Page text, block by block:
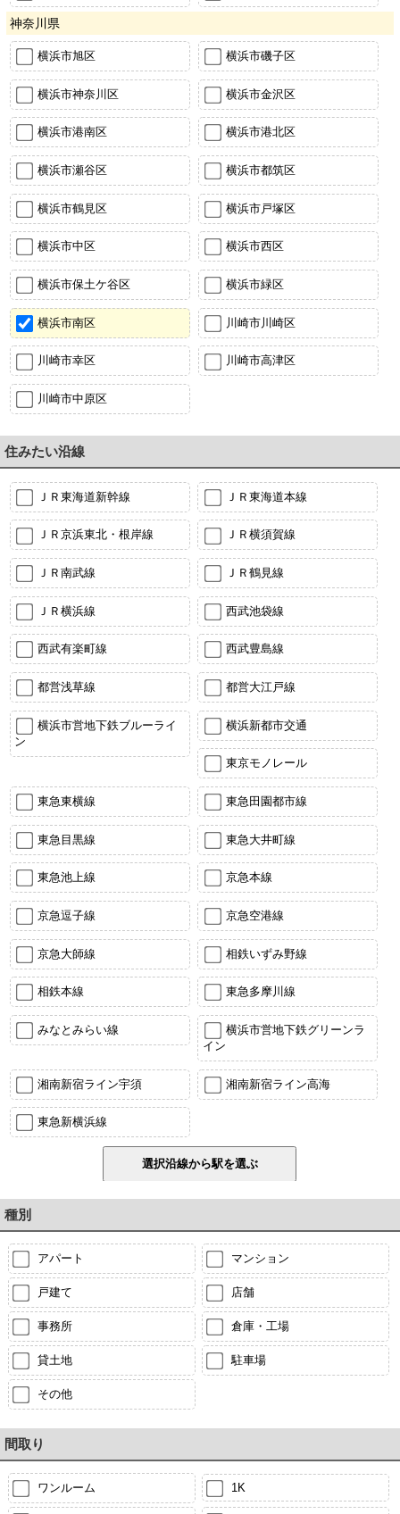
神奈川県
横浜市旭区 横浜市磯子区
横浜市神奈川区 横浜市金沢区
横浜市港南区 横浜市港北区
横浜市瀬谷区 横浜市都筑区
横浜市鶴見区 横浜市戸塚区
横浜市中区 横浜市西区
横浜市保土ケ谷区 横浜市緑区
横浜市南区 川崎市川崎区
川崎市幸区 川崎市高津区
川崎市中原区
住みたい沿線
ＪＲ東海道新幹線 ＪＲ東海道本線
ＪＲ京浜東北・根岸線 ＪＲ横須賀線
ＪＲ南武線 ＪＲ鶴見線
ＪＲ横浜線 西武池袋線
西武有楽町線 西武豊島線
都営浅草線 都営大江戸線
横浜市営地下鉄ブルーライ
ン
横浜新都市交通
東京モノレール
東急東横線 東急田園都市線
東急目黒線 東急大井町線
東急池上線 京急本線
京急逗子線 京急空港線
京急大師線 相鉄いずみ野線
相鉄本線 東急多摩川線
みなとみらい線
横浜市営地下鉄グリーンラ
イン
湘南新宿ライン宇須 湘南新宿ライン高海
東急新横浜線
種別
アパート マンション
戸建て 店舗
事務所 倉庫・工場
貸土地 駐車場
その他
間取り
ワンルーム 1K